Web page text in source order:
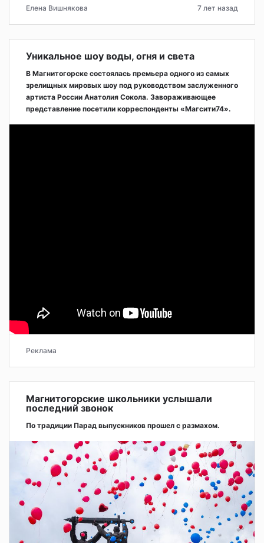
Елена Вишнякова 7 лет назад
Уникальное шоу воды, огня и света
В Магнитогорске состоялась премьера одного из самых
зрелищных мировых шоу под руководством заслуженного
артиста России Анатолия Сокола. Завораживающее
представление посетили корреспонденты «Магсити74».
Реклама
Магнитогорские школьники услышали
последний звонок
По традиции Парад выпускников прошел с размахом.